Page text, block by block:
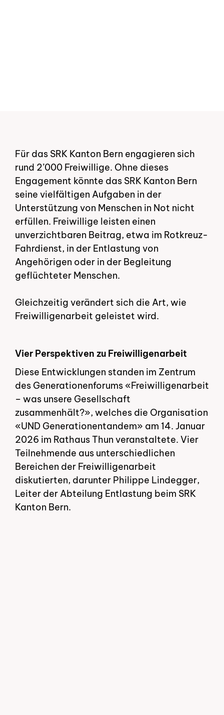
Für das SRK Kanton Bern engagieren sich
rund 2’000 Freiwillige. Ohne dieses
Engagement könnte das SRK Kanton Bern
seine vielfältigen Aufgaben in der
Unterstützung von Menschen in Not nicht
erfüllen. Freiwillige leisten einen
unverzichtbaren Beitrag, etwa im Rotkreuz-
Fahrdienst, in der Entlastung von
Angehörigen oder in der Begleitung
geflüchteter Menschen.
Gleichzeitig verändert sich die Art, wie
Freiwilligenarbeit geleistet wird.
Vier Perspektiven zu Freiwilligenarbeit
Diese Entwicklungen standen im Zentrum
des Generationenforums «Freiwilligenarbeit
– was unsere Gesellschaft
zusammenhält?», welches die Organisation
«UND Generationentandem» am 14. Januar
2026 im Rathaus Thun veranstaltete. Vier
Teilnehmende aus unterschiedlichen
Bereichen der Freiwilligenarbeit
diskutierten, darunter Philippe Lindegger,
Leiter der Abteilung Entlastung beim SRK
Kanton Bern.